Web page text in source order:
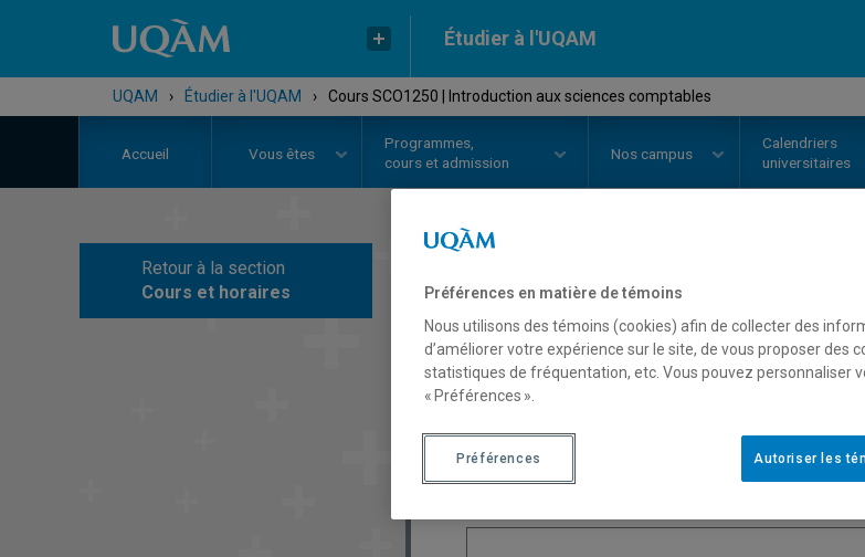
Étudier à l'UQAM
UQAM › Étudier à l'UQAM › Cours SCO1250 | Introduction aux sciences comptables
Accueil Vous êtes
Programmes,
cours et admission
Nos campus
Calendriers
universitaires
Retour à la section
Cours et horaires
COURS// SCO1250
comptables
Préférences en matière de témoins
Nous utilisons des témoins (cookies) afin de collecter des
d’améliorer votre expérience sur le site, de vous proposer des
statistiques de fréquentation, etc. Vous pouvez personnaliser
« Préférences ».
Autoriser les
Préférences